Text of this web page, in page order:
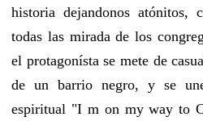
historia dejandonos atónitos,
todas las mirada de los
el protagonísta se mete de
de un barrio negro, y se
espiritual "I m on my way to